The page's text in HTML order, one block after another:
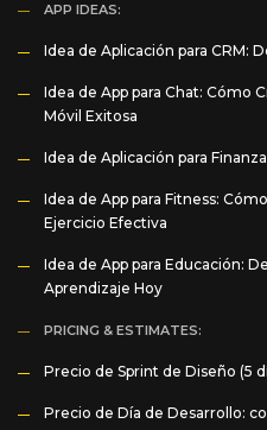
APP IDEAS:
Idea de Aplicación para CRM:
Idea de App para Chat: Cómo
Móvil Exitosa
Idea de Aplicación para
Idea de App para Fitness:
Ejercicio Efectiva
Idea de App para Educación:
Aprendizaje Hoy
PRICING & ESTIMATES:
Precio de Sprint de Diseño (5
Precio de Día de Desarrollo: